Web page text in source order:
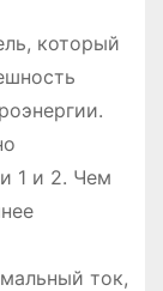
который
1 и 2. Чем
ток,